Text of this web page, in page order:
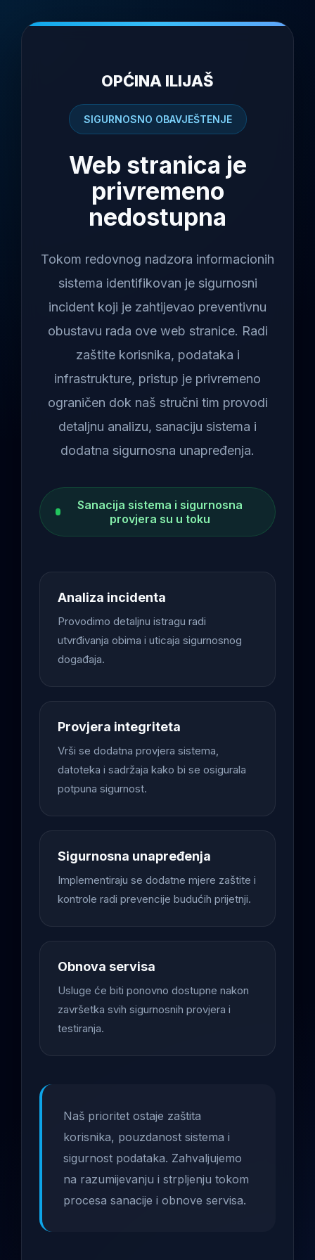
OPĆINA ILIJAŠ
SIGURNOSNO OBAVJEŠTENJE
Web stranica je
privremeno
nedostupna
Tokom redovnog nadzora informacionih
sistema identifikovan je sigurnosni
incident koji je zahtijevao preventivnu
obustavu rada ove web stranice. Radi
zaštite korisnika, podataka i
infrastrukture, pristup je privremeno
ograničen dok naš stručni tim provodi
detaljnu analizu, sanaciju sistema i
dodatna sigurnosna unapređenja.
Sanacija sistema i sigurnosna
provjera su u toku
Analiza incidenta
Provodimo detaljnu istragu radi
utvrđivanja obima i uticaja sigurnosnog
događaja.
Provjera integriteta
Vrši se dodatna provjera sistema,
datoteka i sadržaja kako bi se osigurala
potpuna sigurnost.
Sigurnosna unapređenja
Implementiraju se dodatne mjere zaštite i
kontrole radi prevencije budućih prijetnji.
Obnova servisa
Usluge će biti ponovno dostupne nakon
završetka svih sigurnosnih provjera i
testiranja.
Naš prioritet ostaje zaštita
korisnika, pouzdanost sistema i
sigurnost podataka. Zahvaljujemo
na razumijevanju i strpljenju tokom
procesa sanacije i obnove servisa.